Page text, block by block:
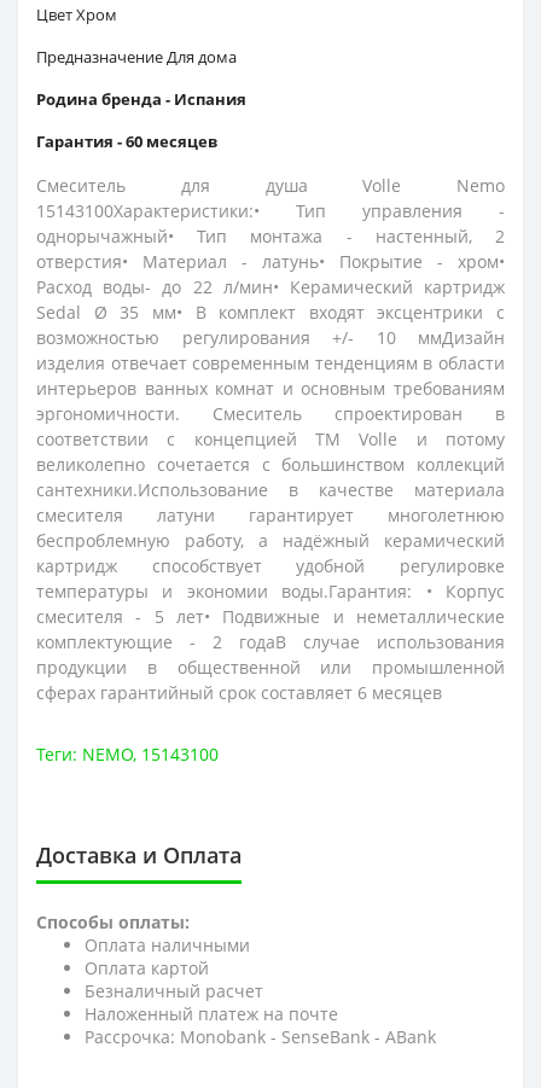
Цвет Хром
Предназначение Для дома
Родина бренда - Испания
Гарантия - 60 месяцев
Смеситель для душа Volle Nemo
15143100Характеристики:• Тип управления -
однорычажный• Тип монтажа - настенный, 2
отверстия• Материал - латунь• Покрытие - хром•
Расход воды- до 22 л/мин• Керамический картридж
Sedal Ø 35 мм• В комплект входят эксцентрики с
возможностью регулирования +/- 10 ммДизайн
изделия отвечает современным тенденциям в области
интерьеров ванных комнат и основным требованиям
эргономичности. Смеситель спроектирован в
соответствии с концепцией ТМ Volle и потому
великолепно сочетается с большинством коллекций
сантехники.Использование в качестве материала
смесителя латуни гарантирует многолетнюю
беспроблемную работу, а надёжный керамический
картридж способствует удобной регулировке
температуры и экономии воды.Гарантия: • Корпус
смесителя - 5 лет• Подвижные и неметаллические
комплектующие - 2 годаВ случае использования
продукции в общественной или промышленной
сферах гарантийный срок составляет 6 месяцев
Теги: NEMO, 15143100
Доставка и Оплата
Способы оплаты:
Оплата наличными
Оплата картой
Безналичный расчет
Наложенный платеж на почте
Рассрочка: Monobank - SenseBank - АBank